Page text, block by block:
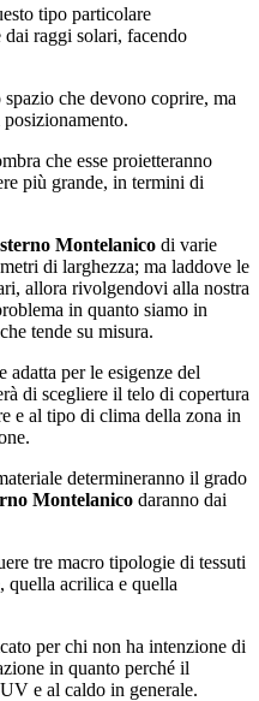
tipo particolare
dai raggi solari, facendo
che devono coprire, ma
che esse proietteranno
più grande, in termini di
Montelanico di varie
di larghezza; ma laddove le
allora rivolgendovi alla nostra
in quanto siamo in
tende su misura.
per le esigenze del
di scegliere il telo di copertura
e al tipo di clima della zona in
determineranno il grado
Montelanico daranno dai
tre macro tipologie di tessuti
quella acrilica e quella
per chi non ha intenzione di
in quanto perché il
e al caldo in generale.